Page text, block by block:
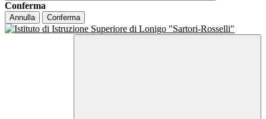
Conferma
Annulla Conferma